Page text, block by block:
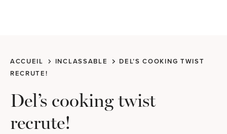
ACCUEIL INCLASSABLE
DEL’S COOKING TWIST
RECRUTE!
Del’s cooking twist
recrute!